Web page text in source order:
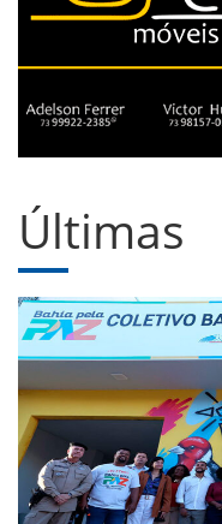
Últimas